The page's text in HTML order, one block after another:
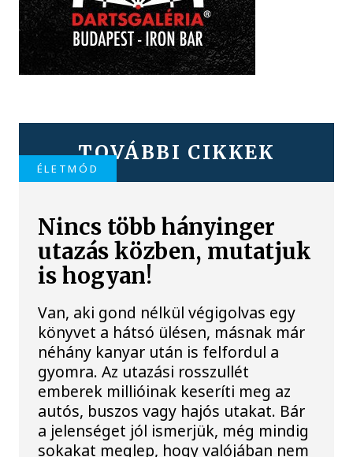
TOVÁBBI CIKKEK
ÉLETMÓD
Nincs több hányinger
utazás közben, mutatjuk
is hogyan!
Van, aki gond nélkül végigolvas egy
könyvet a hátsó ülésen, másnak már
néhány kanyar után is felfordul a
gyomra. Az utazási rosszullét
emberek millióinak keseríti meg az
autós, buszos vagy hajós utakat. Bár
a jelenséget jól ismerjük, még mindig
sokakat meglep, hogy valójában nem